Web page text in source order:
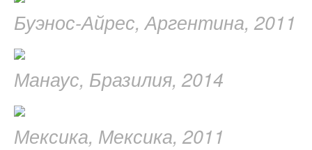
Буэнос-Айрес, Аргентина, 2011
Манаус, Бразилия, 2014
Мексика, Мексика, 2011